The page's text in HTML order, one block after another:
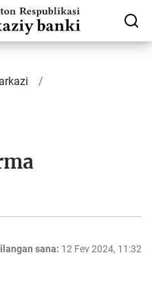
sana: 12 Fev 2024, 11:32